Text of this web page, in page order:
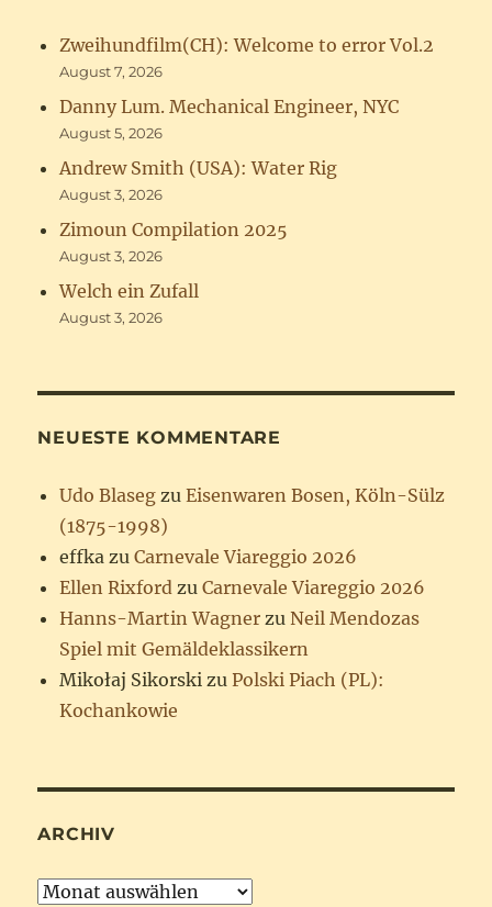
Zweihundfilm(CH): Welcome to error Vol.2
August 7, 2026
Danny Lum. Mechanical Engineer, NYC
August 5, 2026
Andrew Smith (USA): Water Rig
August 3, 2026
Zimoun Compilation 2025
August 3, 2026
Welch ein Zufall
August 3, 2026
NEUESTE KOMMENTARE
Udo Blaseg zuEisenwaren Bosen, Köln-Sülz
(1875-1998)
effka zuCarnevale Viareggio 2026
Ellen Rixford zuCarnevale Viareggio 2026
Hanns-Martin Wagner zuNeil Mendozas
Spiel mit Gemäldeklassikern
Mikołaj Sikorski zuPolski Piach (PL):
Kochankowie
ARCHIV
Archiv